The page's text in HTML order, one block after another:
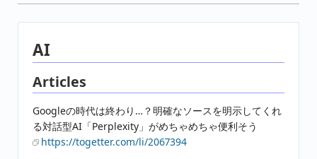
AI
Articles
Googleの時代は終わり…？明確なソースを明示してくれ
る対話型AI「Perplexity」がめちゃめちゃ便利そう
https://togetter.com/li/2067394